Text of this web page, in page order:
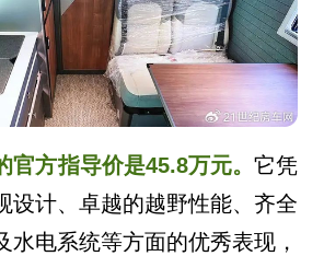
官方指导价是45.8万元。它凭
设计、卓越的越野性能、齐全
水电系统等方面的优秀表现，